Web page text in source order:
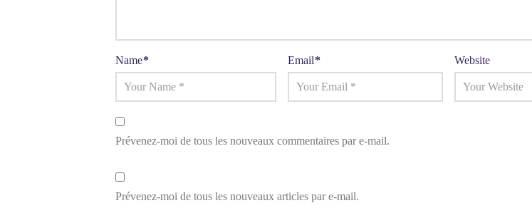
Name* Email* Website
Prévenez-moi de tous les nouveaux commentaires par e-mail.
Prévenez-moi de tous les nouveaux articles par e-mail.